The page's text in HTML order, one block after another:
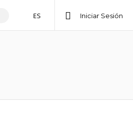
Iniciar Sesión
ES